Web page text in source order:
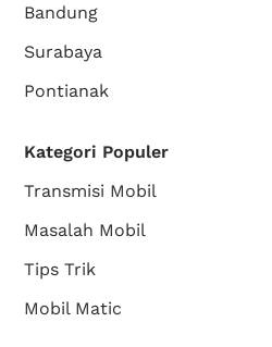
Bandung
Surabaya
Pontianak
Kategori Populer
Transmisi Mobil
Masalah Mobil
Tips Trik
Mobil Matic